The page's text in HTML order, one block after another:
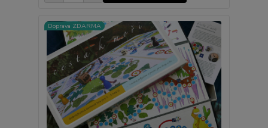
Doprava ZDARMA